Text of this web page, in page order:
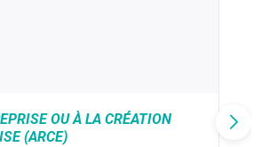
OU À LA CRÉATION
(ARCE)